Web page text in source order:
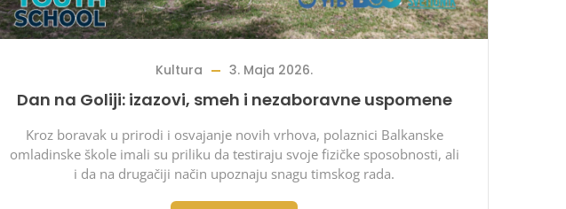
Kultura 3. Maja 2026.
Dan na Goliji: izazovi, smeh i nezaboravne uspomene
Kroz boravak u prirodi i osvajanje novih vrhova, polaznici Balkanske
omladinske škole imali su priliku da testiraju svoje fizičke sposobnosti, ali
i da na drugačiji način upoznaju snagu timskog rada.